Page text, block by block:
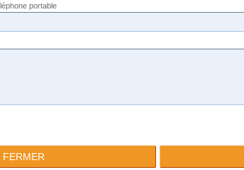
portable